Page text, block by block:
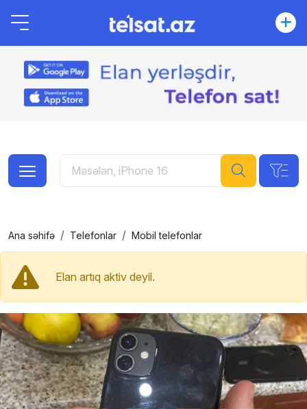
Ana səhifə Telefonlar Mobil telefonlar
Elan artıq aktiv deyil.